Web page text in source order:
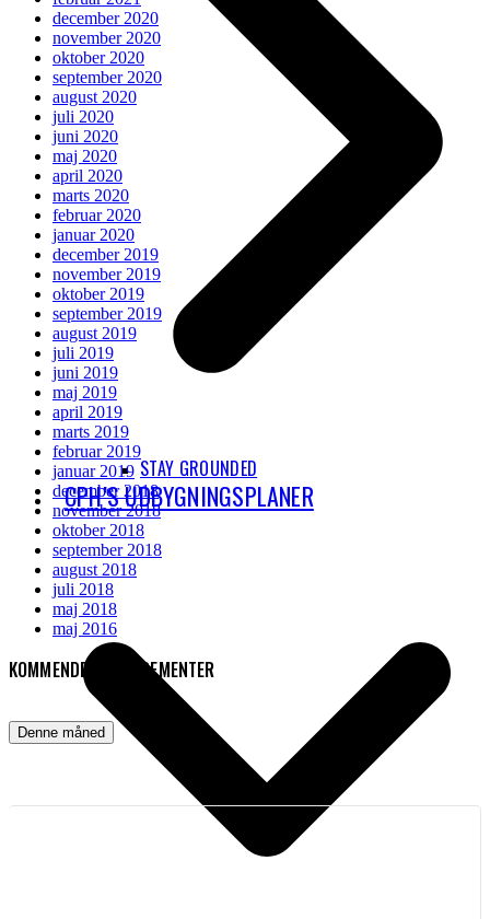
STAY GROUNDED
CPH’S UDBYGNINGSPLANER
december 2020
november 2020
oktober 2020
september 2020
august 2020
juli 2020
juni 2020
maj 2020
april 2020
marts 2020
februar 2020
januar 2020
december 2019
november 2019
oktober 2019
september 2019
august 2019
juli 2019
juni 2019
maj 2019
april 2019
marts 2019
februar 2019
januar 2019
december 2018
november 2018
oktober 2018
september 2018
august 2018
juli 2018
maj 2018
maj 2016
KOMMENDE ARRANGEMENTER
Denne måned